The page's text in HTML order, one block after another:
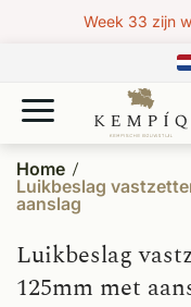
Week 33 zijn
Home
Luikbeslag
aanslag
Luikbeslag
125mm met